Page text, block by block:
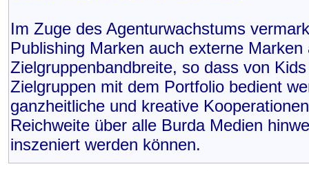
Im Zuge des Agenturwachstums
Publishing Marken auch externe
Zielgruppenbandbreite, so dass von
Zielgruppen mit dem Portfolio bedient
ganzheitliche und kreative
Reichweite über alle Burda Medien
inszeniert werden können.